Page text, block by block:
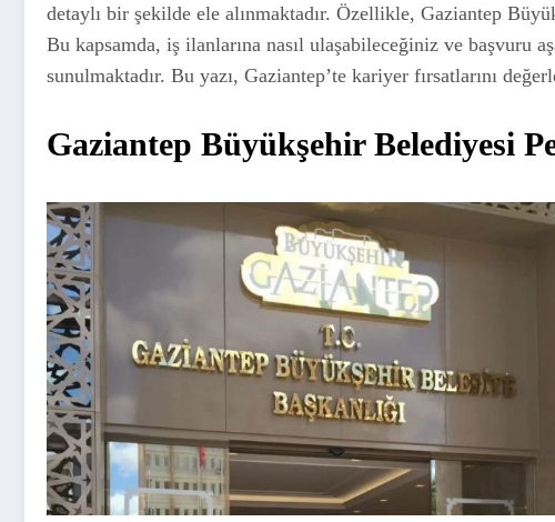
detaylı bir şekilde ele alınmaktadır. Özellikle, Gaziantep
Bu kapsamda, iş ilanlarına nasıl ulaşabileceğiniz ve başvuru
sunulmaktadır. Bu yazı, Gaziantep’te kariyer fırsatlarını
Gaziantep Büyükşehir Belediyesi